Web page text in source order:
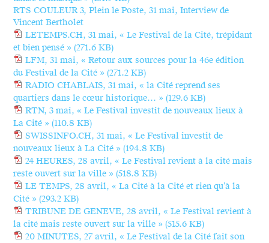
RTS COULEUR 3, Plein le Poste, 31 mai, Interview de
Vincent Bertholet
LETEMPS.CH, 31 mai, « Le Festival de la Cité, trépidant
et bien pensé »(271.6 KB)
LFM, 31 mai, « Retour aux sources pour la 46e édition
du Festival de la Cité »(271.2 KB)
RADIO CHABLAIS, 31 mai, « la Cité reprend ses
quartiers dans le cœur historique… »(129.6 KB)
RTN, 3 mai, « Le Festival investit de nouveaux lieux à
La Cité »(110.8 KB)
SWISSINFO.CH, 31 mai, « Le Festival investit de
nouveaux lieux à La Cité »(194.8 KB)
24 HEURES, 28 avril, « Le Festival revient à la cité mais
reste ouvert sur la ville »(518.8 KB)
LE TEMPS, 28 avril, « La Cité à la Cité et rien qu’à la
Cité »(293.2 KB)
TRIBUNE DE GENEVE, 28 avril, « Le Festival revient à
la cité mais reste ouvert sur la ville »(515.6 KB)
20 MINUTES, 27 avril, « Le Festival de la Cité fait son